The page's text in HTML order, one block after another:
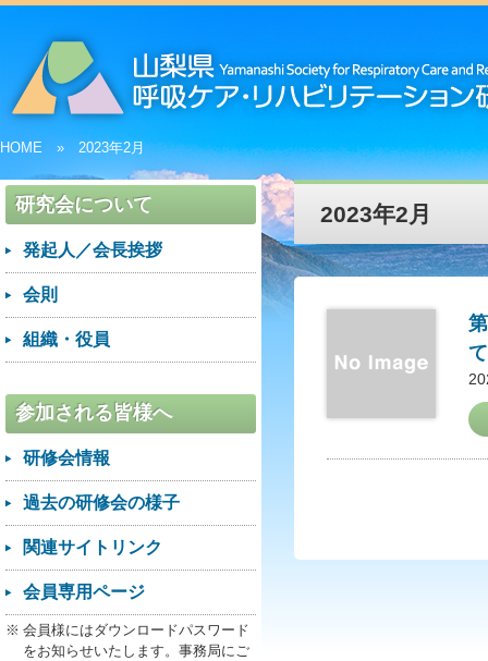
HOME 2023年2月
研究会について
発起人／会長挨拶
会則
組織・役員
参加される皆様へ
研修会情報
過去の研修会の様子
関連サイトリンク
会員専用ページ
会員様にはダウンロードパスワード
をお知らせいたします。事務局にご
2023年2月